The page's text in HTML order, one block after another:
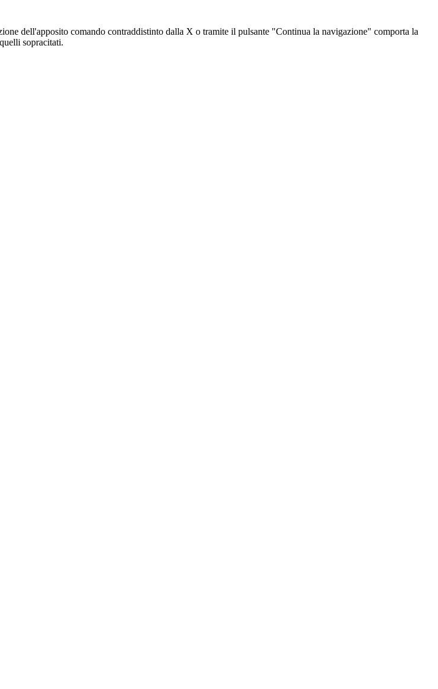
dell'apposito comando contraddistinto dalla X o tramite il pulsante "Continua la navigazione" comporta la
sopracitati.